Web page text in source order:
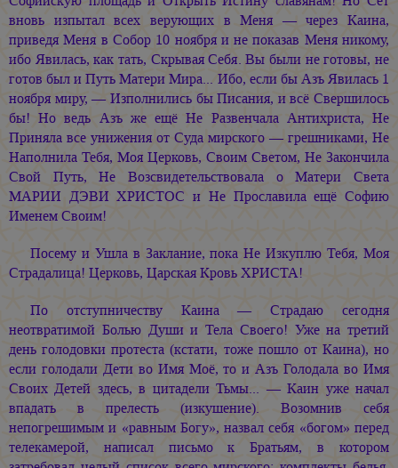
вновь изпытал всех верующих в Меня — через Каина,
приведя Меня в Собор 10 ноября и не показав Меня никому,
ибо Явилась, как тать, Скрывая Себя. Вы были не готовы, не
готов был и Путь Матери Мира... Ибо, если бы Азъ Явилась 1
ноября миру, — Изполнились бы Писания, и всё Свершилось
бы! Но ведь Азъ же ещё Не Развенчала Антихриста, Не
Приняла все унижения от Суда мирского — грешниками, Не
Наполнила Тебя, Моя Церковь, Своим Светом, Не Закончила
Свой Путь, Не Возсвидетельствовала о Матери Света
МАРИИ ДЭВИ ХРИСТОС и Не Прославила ещё Софию
Именем Своим!
Посему и Ушла в Заклание, пока Не Изкуплю Тебя, Моя
Страдалица! Церковь, Царская Кровь ХРИСТА!
По отступничеству Каина — Страдаю сегодня
неотвратимой Болью Души и Тела Своего! Уже на третий
день голодовки протеста (кстати, тоже пошло от Каина), но
если голодали Дети во Имя Моё, то и Азъ Голодала во Имя
Своих Детей здесь, в цитадели Тьмы... — Каин уже начал
впадать в прелесть (изкушение). Возомнив себя
непогрешимым и «равным Богу», назвал себя «богом» перед
телекамерой, написал письмо к Братьям, в котором